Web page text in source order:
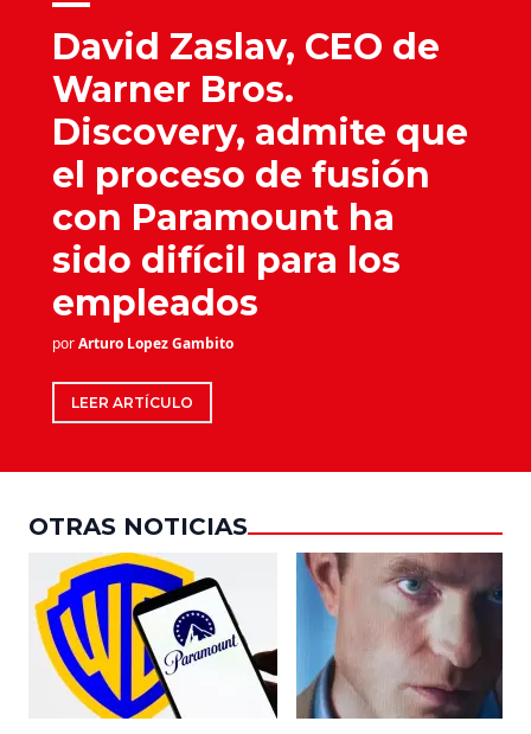
David Zaslav, CEO de
Warner Bros.
Discovery, admite que
el proceso de fusión
con Paramount ha
sido difícil para los
empleados
porArturo Lopez Gambito
LEER ARTÍCULO
OTRAS NOTICIAS